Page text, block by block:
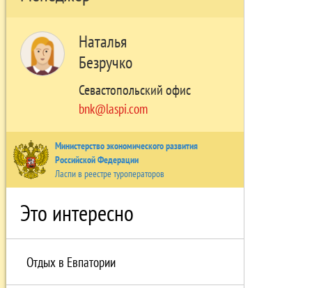
Наталья
Безручко
Севастопольский офис
bnk@laspi.com
Министерство экономического развития
Российской Федерации
Ласпи в реестре туроператоров
Это интересно
Отдых в Eвпатории